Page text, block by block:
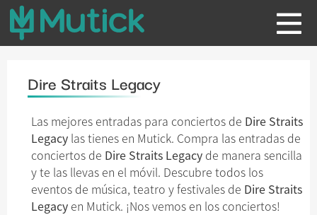
Dire Straits Legacy
Las mejores entradas para conciertos de Dire Straits
Legacy las tienes en Mutick. Compra las entradas de
conciertos de Dire Straits Legacy de manera sencilla
y te las llevas en el móvil. Descubre todos los
eventos de música, teatro y festivales de Dire Straits
Legacy en Mutick. ¡Nos vemos en los conciertos!